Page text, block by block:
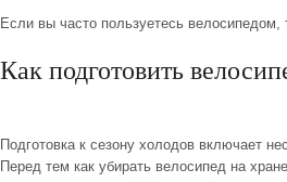
Если вы часто пользуетесь
Как подготовить
Подготовка к сезону холодов включает
Перед тем как убирать велосипед на